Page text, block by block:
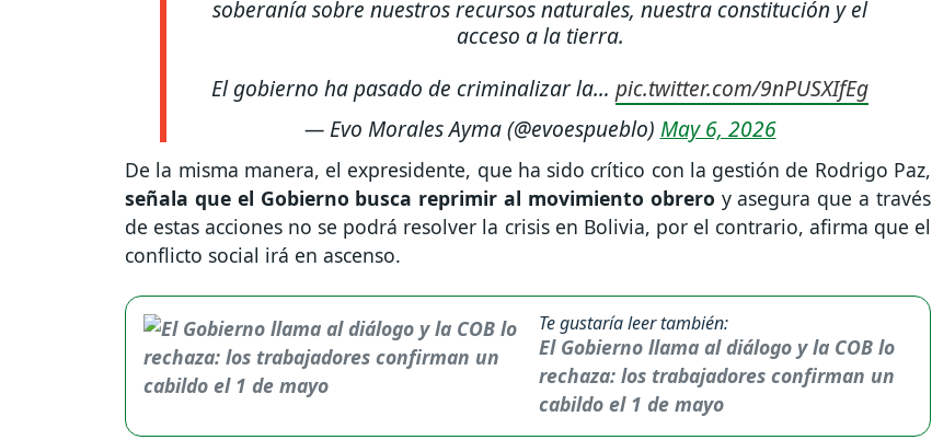
soberanía sobre nuestros recursos naturales, nuestra constitución y el
acceso a la tierra.
El gobierno ha pasado de criminalizar la… pic.twitter.com/9nPUSXIfEg
— Evo Morales Ayma (@evoespueblo) May 6, 2026
De la misma manera, el expresidente, que ha sido crítico con la gestión de Rodrigo Paz,
señala que el Gobierno busca reprimir al movimiento obrero y asegura que a través
de estas acciones no se podrá resolver la crisis en Bolivia, por el contrario, afirma que el
conflicto social irá en ascenso.
Te gustaría leer también:
El Gobierno llama al diálogo y la COB lo
rechaza: los trabajadores confirman un
cabildo el 1 de mayo